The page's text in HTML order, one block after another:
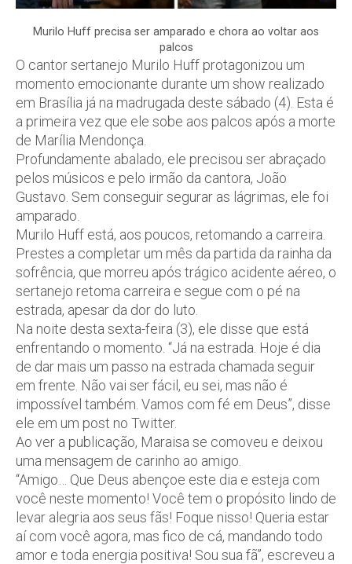
Murilo Huff precisa ser amparado e chora ao voltar aos
palcos
O cantor sertanejo Murilo Huff protagonizou um
momento emocionante durante um show realizado
em Brasília já na madrugada deste sábado (4). Esta é
a primeira vez que ele sobe aos palcos após a morte
de Marília Mendonça.
Profundamente abalado, ele precisou ser abraçado
pelos músicos e pelo irmão da cantora, João
Gustavo. Sem conseguir segurar as lágrimas, ele foi
amparado.
Murilo Huff está, aos poucos, retomando a carreira.
Prestes a completar um mês da partida da rainha da
sofrência, que morreu após trágico acidente aéreo, o
sertanejo retoma carreira e segue com o pé na
estrada, apesar da dor do luto.
Na noite desta sexta-feira (3), ele disse que está
enfrentando o momento. “Já na estrada. Hoje é dia
de dar mais um passo na estrada chamada seguir
em frente. Não vai ser fácil, eu sei, mas não é
impossível também. Vamos com fé em Deus”, disse
ele em um post no Twitter.
Ao ver a publicação, Maraisa se comoveu e deixou
uma mensagem de carinho ao amigo.
“Amigo… Que Deus abençoe este dia e esteja com
você neste momento! Você tem o propósito lindo de
levar alegria aos seus fãs! Foque nisso! Queria estar
aí com você agora, mas fico de cá, mandando todo
amor e toda energia positiva! Sou sua fã”, escreveu a